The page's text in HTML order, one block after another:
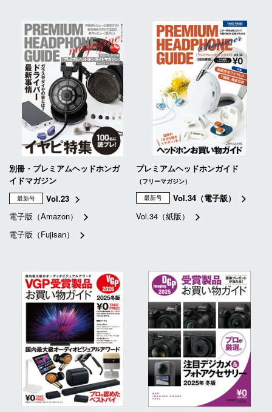
別冊・プレミアムヘッドホンガ
イドマガジン
最新号
Vol.23
電子版（Amazon）
電子版（Fujisan）
プレミアムヘッドホンガイド
（フリーマガジン）
最新号
Vol.34（電子版）
Vol.34（紙版）